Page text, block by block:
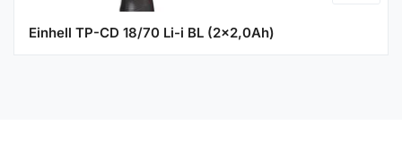
Einhell TP-CD 18/70 Li-i BL (2x2,0Ah)